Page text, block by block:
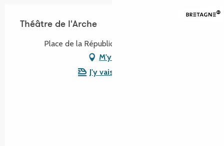
Théâtre de l'Arche
Place de la République, 22220 Tréguier
M'y rendre
J'y vais en train !